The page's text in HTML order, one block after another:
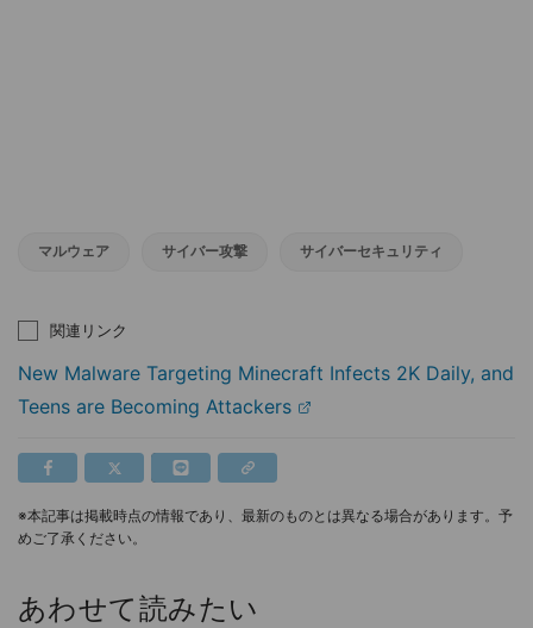
マルウェア サイバー攻撃 サイバーセキュリティ
関連リンク
New Malware Targeting Minecraft Infects 2K Daily, and
Teens are Becoming Attackers
※本記事は掲載時点の情報であり、最新のものとは異なる場合があります。予
めご了承ください。
あわせて読みたい